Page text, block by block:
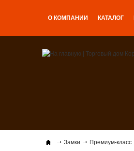
О КОМПАНИИ КАТАЛОГ
Замки Премиум-класс